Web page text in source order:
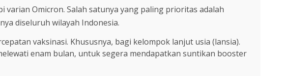
Omicron. Salah satunya yang paling prioritas adalah
diseluruh wilayah Indonesia.
vaksinasi. Khususnya, bagi kelompok lanjut usia (lansia).
enam bulan, untuk segera mendapatkan suntikan booster